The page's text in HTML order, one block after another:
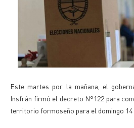
Este martes por la mañana, el
Insfrán firmó el decreto N°122 para
territorio formoseño para el domingo 14